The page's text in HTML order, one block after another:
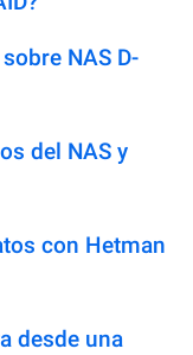
NAS D-
del NAS y
con Hetman
desde una